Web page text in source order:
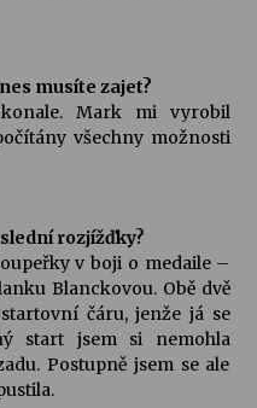
Novenka v Klášteře
musíte zajet?
Mark mi vyrobil
všechny možnosti
rozjížďky?
v boji o medaile –
Blanckovou. Obě dvě
čáru, jenže já se
start jsem si nemohla
Postupně jsem se ale